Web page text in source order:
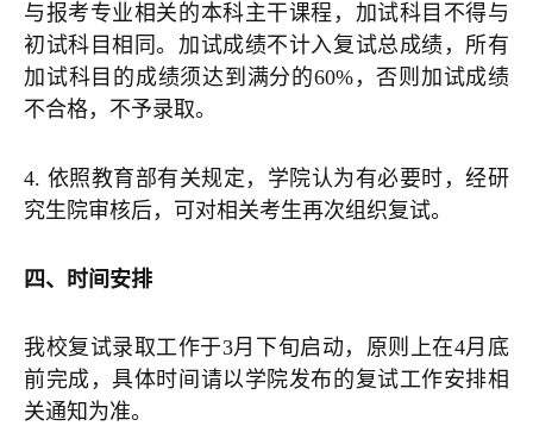
与报考专业相关的本科主干课程，加试科目不得与
初试科目相同。加试成绩不计入复试总成绩，所有
加试科目的成绩须达到满分的60%，否则加试成绩
不合格，不予录取。
4. 依照教育部有关规定，学院认为有必要时，经研
究生院审核后，可对相关考生再次组织复试。
四、时间安排
我校复试录取工作于3月下旬启动，原则上在4月底
前完成，具体时间请以学院发布的复试工作安排相
关通知为准。